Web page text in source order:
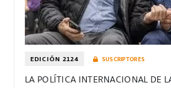
EDICIÓN 2124 SUSCRIPTORES
LA POLÍTICA INTERNACIONAL DE